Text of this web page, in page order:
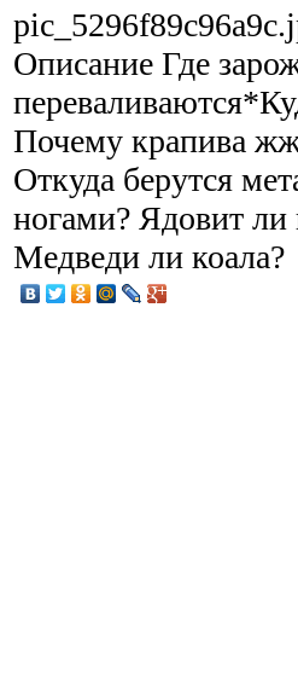
Описание Где
Почему крапива
Откуда берутся
ногами? Ядовит ли
Медведи ли коала?